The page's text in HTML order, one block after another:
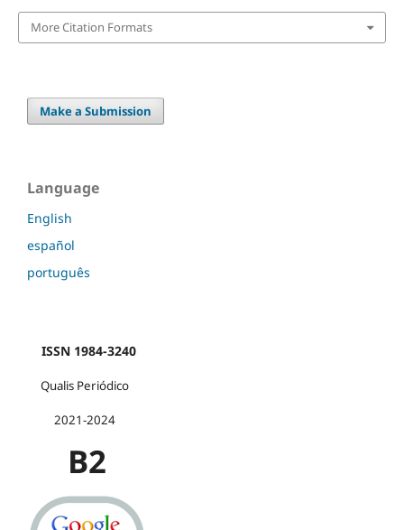
More Citation Formats
Make a Submission
Language
English
español
português
ISSN 1984-3240
Qualis Periódico
2021-2024
B2